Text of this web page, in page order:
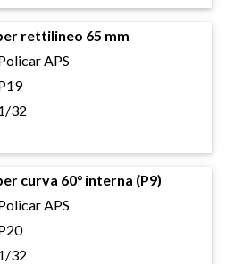
rettilineo 65 mm
APS
32
curva 60° interna (P9)
APS
32